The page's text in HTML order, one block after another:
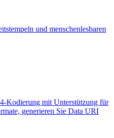
und menschenlesbaren
Kodierung mit Unterstützung für
generieren Sie Data URI